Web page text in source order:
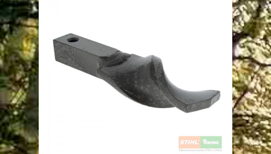
ДОСТАВКА
ОПЛАТА
ГАРАНТИЯ И СЕРВИС